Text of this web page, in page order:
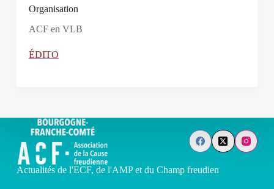
Organisation
ACF en VLB
ÉDITO
Actualités de l'ECF, de l'AMP et du Champ freudien